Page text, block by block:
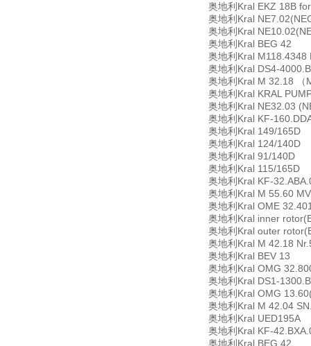
奥地利Kral EKZ 18B
奥地利Kral
奥地利Kral
奥地利Kral BEG 42
奥地利Kral M118.4348
奥地利Kral DS4-
奥地利Kral M 32.18 （
奥地利Kral KRAL
奥地利Kral NE32.03
奥地利Kral KF-
奥地利Kral 149/165D
奥地利Kral 124/140D
奥地利Kral 91/140D
奥地利Kral 115/165D
奥地利Kral KF-
奥地利Kral M 55.60
奥地利Kral OME
奥地利Kral inner
奥地利Kral outer
奥地利Kral M 42.18
奥地利Kral BEV 13
奥地利Kral OMG
奥地利Kral DS1-
奥地利Kral OMG
奥地利Kral M 42.04
奥地利Kral UED195A
奥地利Kral KF-
奥地利Kral BEG 42